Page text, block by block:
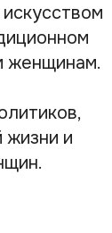
женщинам.
жизни и